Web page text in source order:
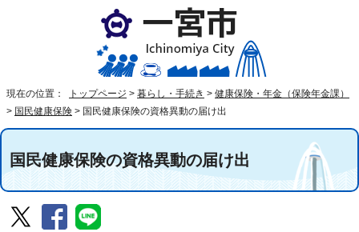
現在の位置： トップページ > 暮らし・手続き > 健康保険・年金（保険年金課）
> 国民健康保険 > 国民健康保険の資格異動の届け出
国民健康保険の資格異動の届け出